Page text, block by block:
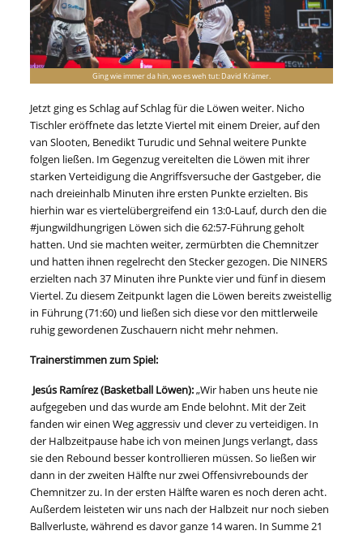
Ging wie immer da hin, wo es weh tut: David Krämer.
Jetzt ging es Schlag auf Schlag für die Löwen weiter. Nicho
Tischler eröffnete das letzte Viertel mit einem Dreier, auf den
van Slooten, Benedikt Turudic und Sehnal weitere Punkte
folgen ließen. Im Gegenzug vereitelten die Löwen mit ihrer
starken Verteidigung die Angriffsversuche der Gastgeber, die
nach dreieinhalb Minuten ihre ersten Punkte erzielten. Bis
hierhin war es viertelübergreifend ein 13:0-Lauf, durch den die
#jungwildhungrigen Löwen sich die 62:57-Führung geholt
hatten. Und sie machten weiter, zermürbten die Chemnitzer
und hatten ihnen regelrecht den Stecker gezogen. Die NINERS
erzielten nach 37 Minuten ihre Punkte vier und fünf in diesem
Viertel. Zu diesem Zeitpunkt lagen die Löwen bereits zweistellig
in Führung (71:60) und ließen sich diese vor den mittlerweile
ruhig gewordenen Zuschauern nicht mehr nehmen.
Trainerstimmen zum Spiel:
Jesús Ramírez (Basketball Löwen):„Wir haben uns heute nie
aufgegeben und das wurde am Ende belohnt. Mit der Zeit
fanden wir einen Weg aggressiv und clever zu verteidigen. In
der Halbzeitpause habe ich von meinen Jungs verlangt, dass
sie den Rebound besser kontrollieren müssen. So ließen wir
dann in der zweiten Hälfte nur zwei Offensivrebounds der
Chemnitzer zu. In der ersten Hälfte waren es noch deren acht.
Außerdem leisteten wir uns nach der Halbzeit nur noch sieben
Ballverluste, während es davor ganze 14 waren. In Summe 21